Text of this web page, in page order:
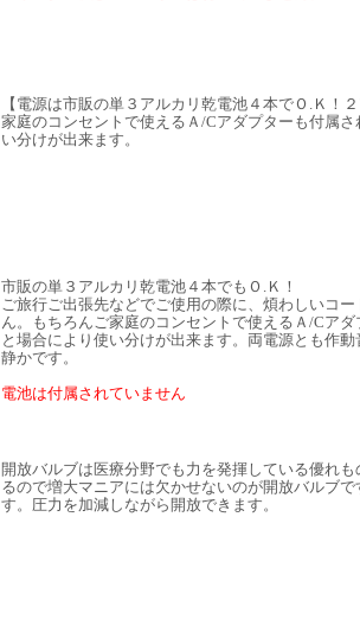
【電源は市販の単３アルカリ乾電池４本でＯ.Ｋ！２
家庭のコンセントで使えるＡ/Cアダプターも付属
い分けが出来ます。
市販の単３アルカリ乾電池４本でもＯ.Ｋ！
ご旅行ご出張先などでご使用の際に、煩わしいコ
ん。もちろんご家庭のコンセントで使えるＡ/Cア
と場合により使い分けが出来ます。両電源とも作
静かです。
電池は付属されていません
開放バルブは医療分野でも力を発揮している優れ
るので増大マニアには欠かせないのが開放バルブ
す。圧力を加減しながら開放できます。